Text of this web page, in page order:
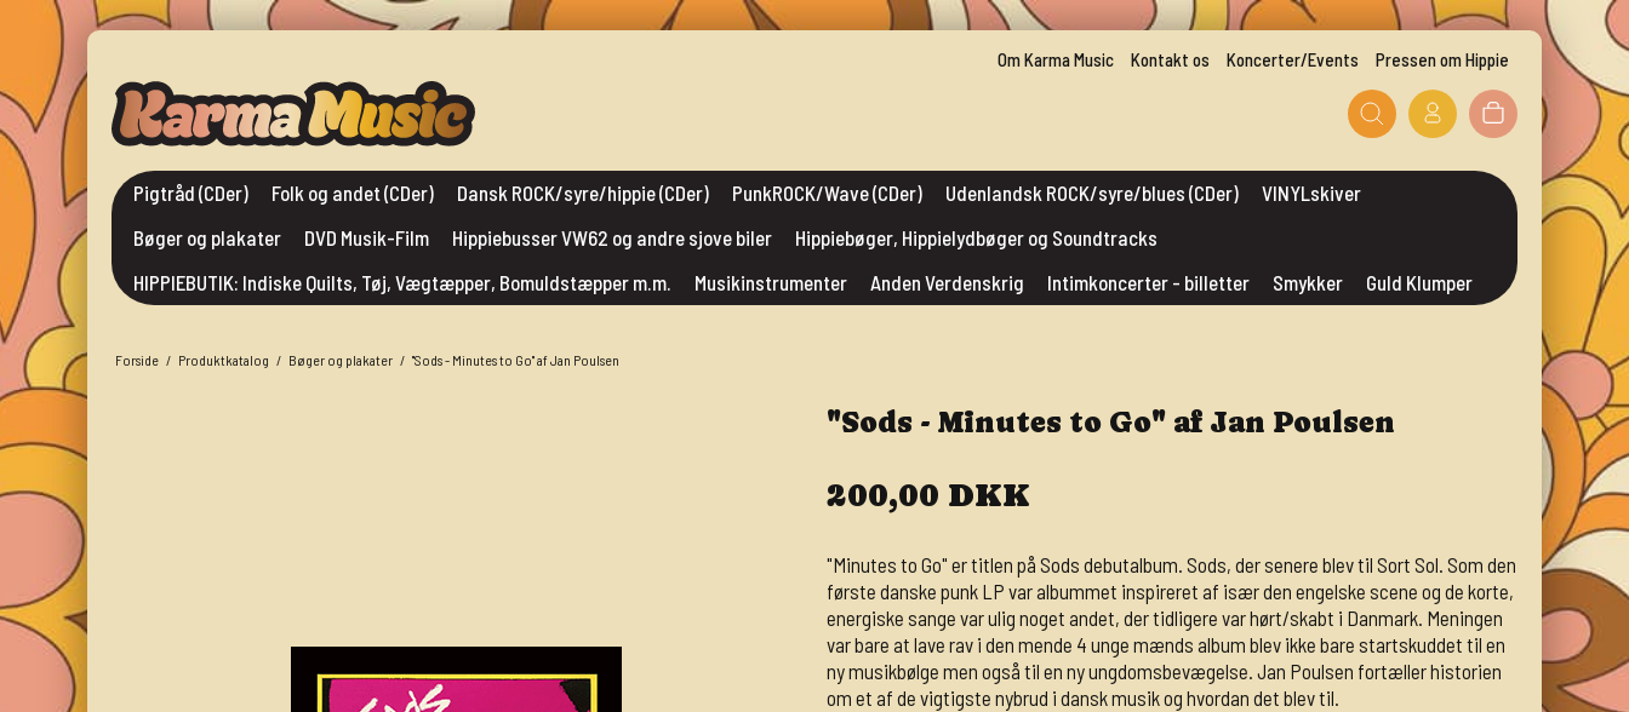
Om Karma Music Kontakt os Koncerter/Events Pressen om Hippie
Pigtråd (CDer) Folk og andet (CDer) Dansk ROCK/syre/hippie (CDer) PunkROCK/Wave (CDer) Udenlandsk ROCK/syre/blues (CDer)
VINYLskiver
Bøger og plakater
DVD Musik-Film Hippiebusser VW62 og andre sjove biler
Hippiebøger, Hippielydbøger og Soundtracks
HIPPIEBUTIK: Indiske Quilts, Tøj, Vægtæpper, Bomuldstæpper m.m.
Musikinstrumenter Anden Verdenskrig Intimkoncerter - billetter Smykker Guld Klumper
Forside / Produktkatalog / Bøger og plakater / "Sods - Minutes to Go" af Jan Poulsen
"Sods - Minutes to Go" af Jan Poulsen
200,00 DKK
"Minutes to Go" er titlen på Sods debutalbum. Sods, der senere blev til Sort Sol. Som den
første danske punk LP var albummet inspireret af især den engelske scene og de korte,
energiske sange var ulig noget andet, der tidligere var hørt/skabt i Danmark. Meningen
var bare at lave rav i den mende 4 unge mænds album blev ikke bare startskuddet til en
ny musikbølge men også til en ny ungdomsbevægelse. Jan Poulsen fortæller historien
om et af de vigtigste nybrud i dansk musik og hvordan det blev til.